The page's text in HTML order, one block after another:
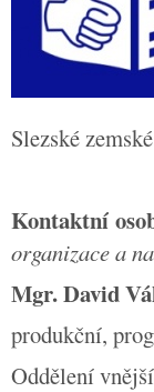
Slezské
Kontaktní
organizace a
Mgr. David
produkční,
Oddělení